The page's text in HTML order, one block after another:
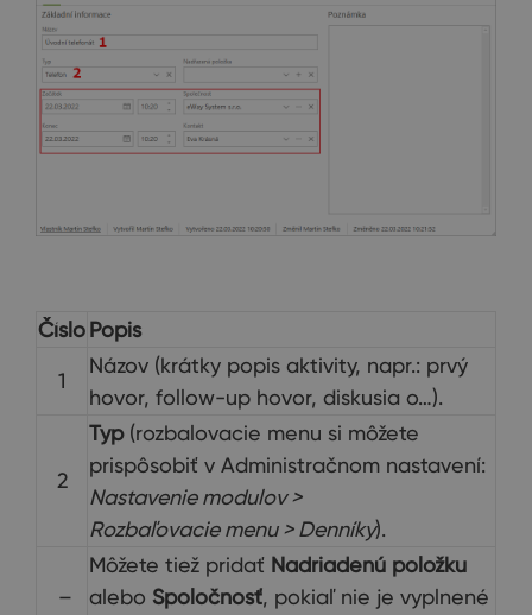
ČísloPopis
1
Názov (krátky popis aktivity, napr.: prvý
hovor, follow-up hovor, diskusia o…).
2
Typ(rozbalovacie menu si môžete
prispôsobiť v Administračnom nastavení:
Nastavenie modulov >
Rozbaľovacie menu > Denníky).
–
Môžete tiež pridať Nadriadenú položku
alebo Spoločnosť, pokiaľ nie je vyplnené